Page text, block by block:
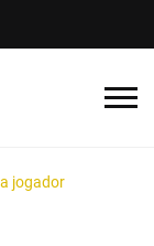
jogador